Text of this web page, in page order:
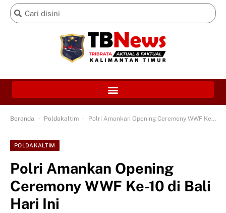
Beranda - Poldakaltim - Polri Amankan Opening Ceremony WWF Ke-10 di Bali Hari Ini
POLDAKALTIM
Polri Amankan Opening
Ceremony WWF Ke-10 di Bali
Hari Ini